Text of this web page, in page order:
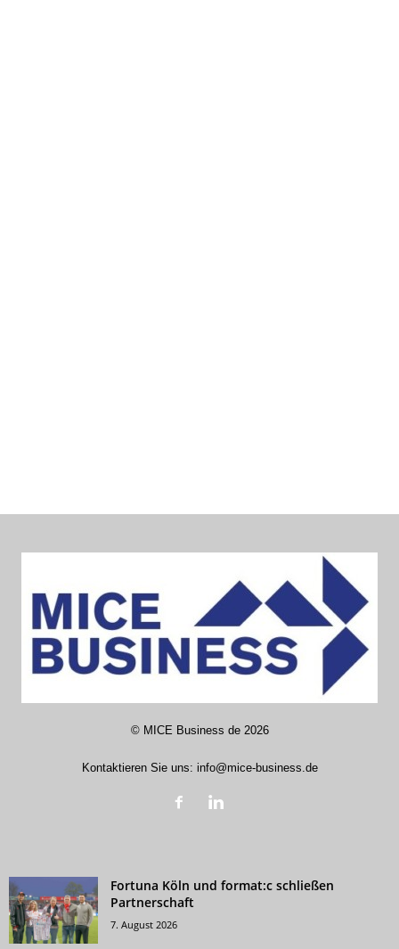
© MICE Business de2026
Kontaktieren Sie uns: info@mice-business.de
Fortuna Köln und format:c schließen
Partnerschaft
7. August 2026